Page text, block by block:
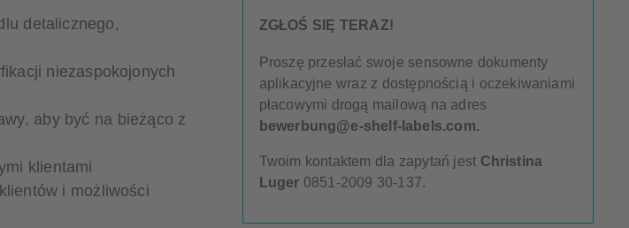
detalicznego,
niezaspokojonych
aby być na bieżąco z
klientami
i możliwości
ZGŁOŚ SIĘ TERAZ!
Proszę przesłać swoje sensowne dokumenty
aplikacyjne wraz z dostępnością i oczekiwaniami
płacowymi drogą mailową na adres
bewerbung@e-shelf-labels.com.
Twoim kontaktem dla zapytań jest Christina
Luger 0851-2009 30-137.